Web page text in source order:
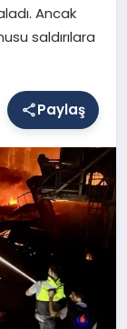
Ancak
saldırılara
Paylaş